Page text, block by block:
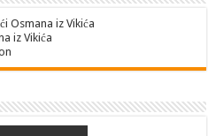
Osmana iz Vikića
iz Vikića